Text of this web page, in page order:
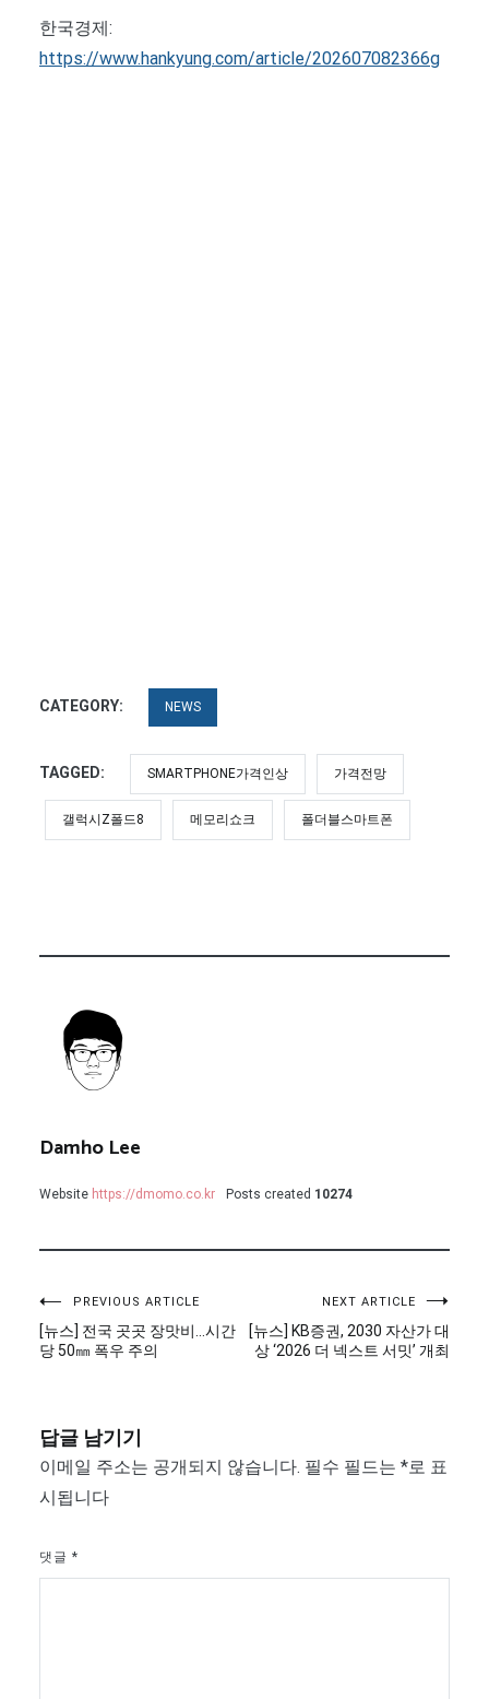
한국경제:
https://www.hankyung.com/article/202607082366g
CATEGORY: NEWS
TAGGED: SMARTPHONE가격인상 가격전망
갤럭시Z폴드8 메모리쇼크 폴더블스마트폰
Damho Lee
Website https://dmomo.co.kr Posts created 10274
글
탐
PREVIOUS ARTICLE
[뉴스] 전국 곳곳 장맛비…시간
당 50㎜ 폭우 주의
NEXT ARTICLE
[뉴스] KB증권, 2030 자산가 대
상 ‘2026 더 넥스트 서밋’ 개최
답글 남기기
이메일 주소는 공개되지 않습니다. 필수 필드는 *로 표
시됩니다
댓글 *